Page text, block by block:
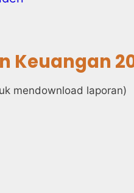
Keuangan
mendownload laporan)